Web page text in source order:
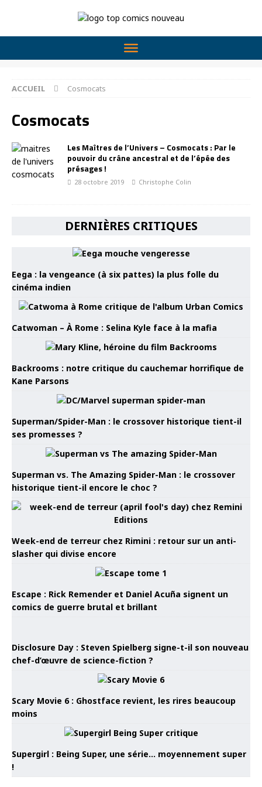
ACCUEIL Cosmocats
Cosmocats
Les Maîtres de l’Univers – Cosmocats : Par le
pouvoir du crâne ancestral et de l’épée des
présages !
28 octobre 2019 Christophe Colin
DERNIÈRES CRITIQUES
Eega : la vengeance (à six pattes) la plus folle du
cinéma indien
Catwoman – À Rome : Selina Kyle face à la mafia
Backrooms : notre critique du cauchemar horrifique de
Kane Parsons
Superman/Spider-Man : le crossover historique tient-il
ses promesses ?
Superman vs. The Amazing Spider-Man : le crossover
historique tient-il encore le choc ?
Week-end de terreur chez Rimini : retour sur un anti-
slasher qui divise encore
Escape : Rick Remender et Daniel Acuña signent un
comics de guerre brutal et brillant
Disclosure Day : Steven Spielberg signe-t-il son nouveau
chef-d’œuvre de science-fiction ?
Scary Movie 6 : Ghostface revient, les rires beaucoup
moins
Supergirl : Being Super, une série… moyennement super
!